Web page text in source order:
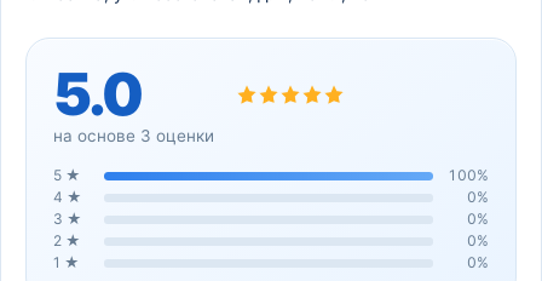
5.0
на основе 3 оценки
5 ★ 100%
4 ★ 0%
3 ★ 0%
2 ★ 0%
1 ★ 0%